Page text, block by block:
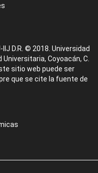
D.R. © 2018. Universidad
Coyoacán, C.
sitio web puede ser
que se cite la fuente de